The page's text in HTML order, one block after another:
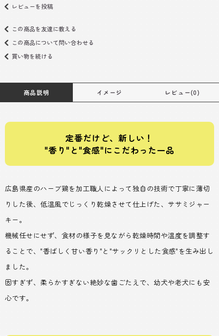
レビューを投稿
この商品を友達に教える
この商品について問い合わせる
買い物を続ける
商品説明 イメージ レビュー(0)
定番だけど、新しい！
"香り"と"食感"にこだわった一品
広島県産のハーブ鶏を加工職人によって独自の技術で丁寧に薄切
りした後、低温風でじっくり乾燥させて仕上げた、ササミジャー
キー。
機械任せにせず、食材の様子を見ながら乾燥時間や温度を調整す
ることで、"香ばしく甘い香り"と"サックリとした食感"を生み出し
ました。
固すぎず、柔らかすぎない絶妙な歯ごたえで、幼犬や老犬にも安
心です。